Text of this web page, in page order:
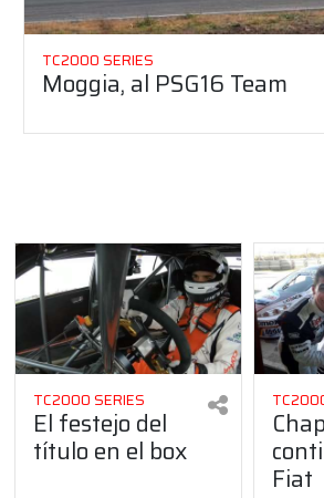
TC2000 SERIES
Moggia, al PSG16 Team
TC2000 SERIES
El festejo del
título en el box
Fiat